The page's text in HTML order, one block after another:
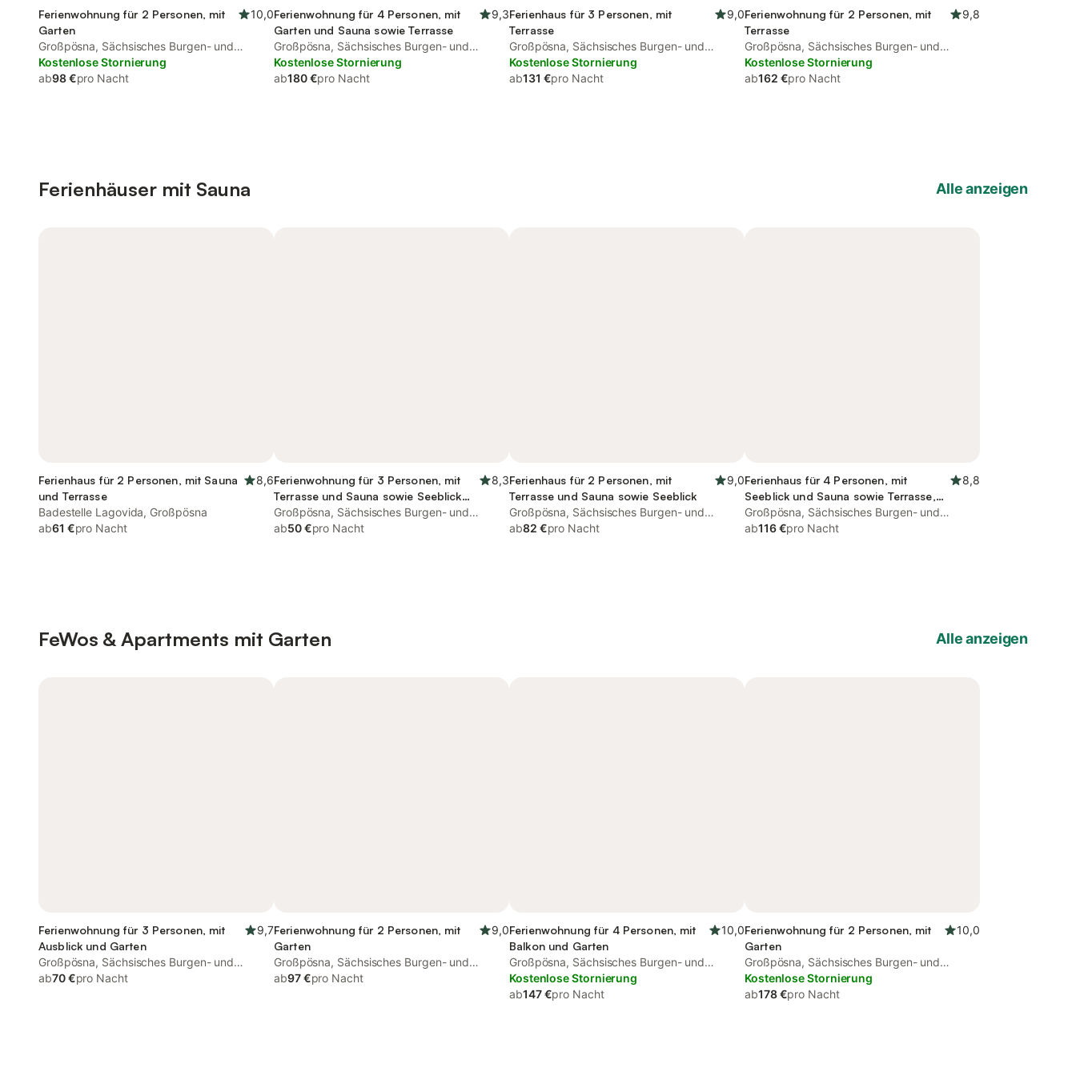
Ferienwohnung für 2 Personen, mit
Garten
10,0
Großpösna, Sächsisches Burgen- und
Heideland
Kostenlose Stornierung
ab98 €pro Nacht
Ferienwohnung für 4 Personen, mit
Garten und Sauna sowie Terrasse
9,3
Großpösna, Sächsisches Burgen- und
Heideland
Kostenlose Stornierung
ab180 €pro Nacht
Ferienhaus für 3 Personen, mit
Terrasse
9,0
Großpösna, Sächsisches Burgen- und
Heideland
Kostenlose Stornierung
ab131 €pro Nacht
Ferienwohnung für 2 Personen, mit
Terrasse
9,8
Großpösna, Sächsisches Burgen- und
Heideland
Kostenlose Stornierung
ab162 €pro Nacht
Ferienhäuser mit Sauna Alle anzeigen
Ferienhaus für 2 Personen, mit Sauna
und Terrasse
8,6
Badestelle Lagovida, Großpösna
ab61 €pro Nacht
Ferienwohnung für 3 Personen, mit
Terrasse und Sauna sowie Seeblick
und Ausblick
8,3
Großpösna, Sächsisches Burgen- und
Heideland
ab50 €pro Nacht
Ferienhaus für 2 Personen, mit
Terrasse und Sauna sowie Seeblick
9,0
Großpösna, Sächsisches Burgen- und
Heideland
ab82 €pro Nacht
Ferienhaus für 4 Personen, mit
Seeblick und Sauna sowie Terrasse,
mit Haustier
8,8
Großpösna, Sächsisches Burgen- und
Heideland
ab116 €pro Nacht
FeWos & Apartments mit Garten Alle anzeigen
Ferienwohnung für 3 Personen, mit
Ausblick und Garten
9,7
Großpösna, Sächsisches Burgen- und
Heideland
ab70 €pro Nacht
Ferienwohnung für 2 Personen, mit
Garten
9,0
Großpösna, Sächsisches Burgen- und
Heideland
ab97 €pro Nacht
Ferienwohnung für 4 Personen, mit
Balkon und Garten
10,0
Großpösna, Sächsisches Burgen- und
Heideland
Kostenlose Stornierung
ab147 €pro Nacht
Ferienwohnung für 2 Personen, mit
Garten
10,0
Großpösna, Sächsisches Burgen- und
Heideland
Kostenlose Stornierung
ab178 €pro Nacht